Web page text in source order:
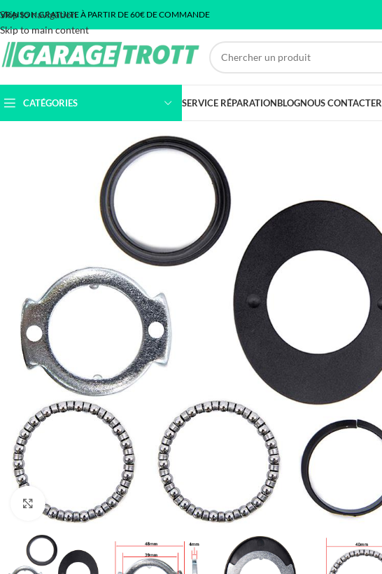
Skip to navigation
Skip to main content
GRATUITE À PARTIR DE 60€ DE COMMANDE
CATÉGORIES SERVICE RÉPARATIONBLOGNOUS CONTACTER
Click to enlarge